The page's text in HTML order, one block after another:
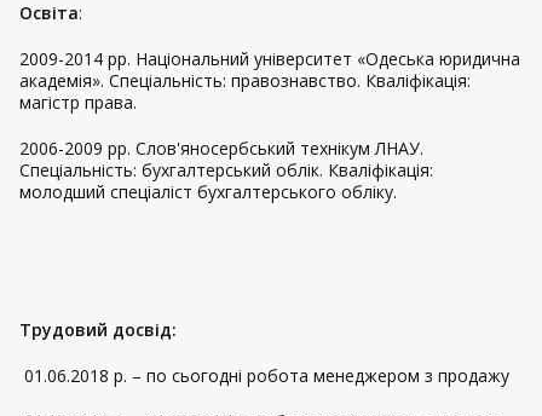
Освіта:
2009-2014 рр. Національний університет «Одеська юридична
академія». Спеціальність: правознавство. Кваліфікація:
магістр права.
2006-2009 рр. Слов'яносербський технікум ЛНАУ.
Спеціальність: бухгалтерський облік. Кваліфікація:
молодший спеціаліст бухгалтерського обліку.
Трудовий досвід:
01.06.2018 р. – по сьогодні робота менеджером з продажу